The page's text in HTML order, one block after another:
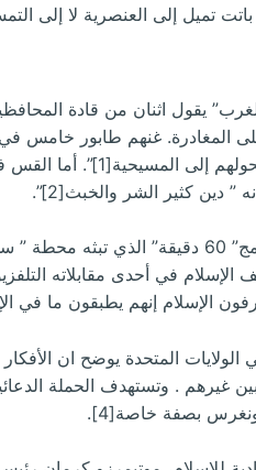
تميل إلى العنصرية لا إلى
يقول اثنان من قادة
غنهم طابور خامس في
مقالاتها ” يجب أن تغزو
دين كثير الشر والخبث[2]”.
الإسلام في أحدى مقابلاته
الإسلام إنهم يطبقون ما في
الولايات المتحدة يوضح ان
غيرهم . وتستهدف الحملة
بصفة خاصة[4].